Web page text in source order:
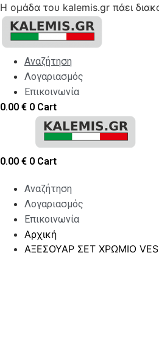
Η ομάδα του kalemis.gr πάει
Skip
content
Αναζήτηση
Λογαριασμός
Επικοινωνία
0.00 € 0 Cart
0.00 € 0 Cart
Αναζήτηση
Λογαριασμός
Επικοινωνία
Αρχική
ΑΞΕΣΟΥΑΡ ΣΕΤ ΧΡΩΜΙΟ